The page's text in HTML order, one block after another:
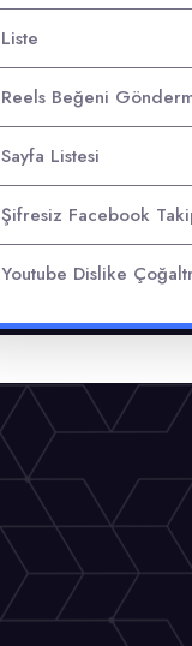
Liste
Reels Beğeni
Sayfa Listesi
Şifresiz Facebook
Youtube Dislike